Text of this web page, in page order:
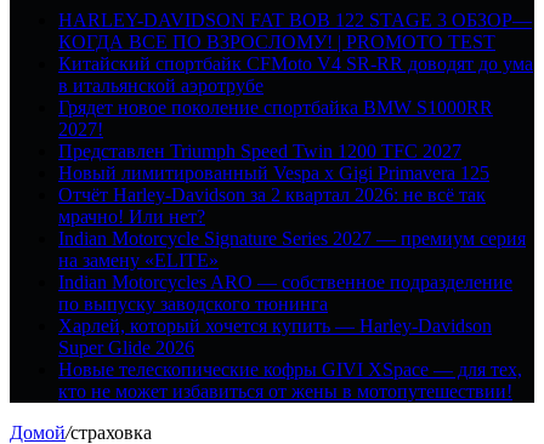
HARLEY-DAVIDSON FAT BOB 122 STAGE 3 ОБЗОР—
КОГДА ВСЕ ПО ВЗРОСЛОМУ! | PROMOTO TEST
Китайский спортбайк CFMoto V4 SR-RR доводят до ума
в итальянской аэротрубе
Грядет новое поколение спортбайка BMW S1000RR
2027!
Представлен Triumph Speed Twin 1200 TFC 2027
Новый лимитированный Vespa x Gigi Primavera 125
Отчёт Harley-Davidson за 2 квартал 2026: не всё так
мрачно! Или нет?
Indian Motorcycle Signature Series 2027 — премиум серия
на замену «ELITE»
Indian Motorcycles ARO — собственное подразделение
по выпуску заводского тюнинга
Харлей, который хочется купить — Harley-Davidson
Super Glide 2026
Новые телескопические кофры GIVI XSpace — для тех,
кто не может избавиться от жены в мотопутешествии!
Домой/страховка